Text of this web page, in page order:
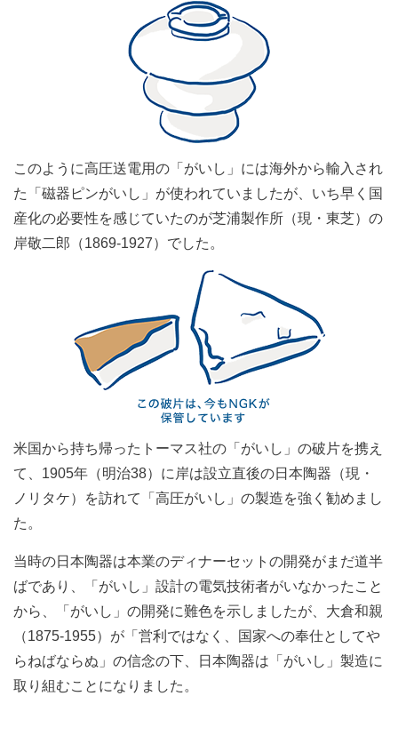
このように高圧送電用の「がいし」には海外から輸入され
た「磁器ピンがいし」が使われていましたが、いち早く国
産化の必要性を感じていたのが芝浦製作所（現・東芝）の
岸敬二郎（1869‐1927）でした。
米国から持ち帰ったトーマス社の「がいし」の破片を携え
て、1905年（明治38）に岸は設立直後の日本陶器（現・
ノリタケ）を訪れて「高圧がいし」の製造を強く勧めまし
た。
当時の日本陶器は本業のディナーセットの開発がまだ道半
ばであり、「がいし」設計の電気技術者がいなかったこと
から、「がいし」の開発に難色を示しましたが、大倉和親
（1875‐1955）が「営利ではなく、国家への奉仕としてや
らねばならぬ」の信念の下、日本陶器は「がいし」製造に
取り組むことになりました。